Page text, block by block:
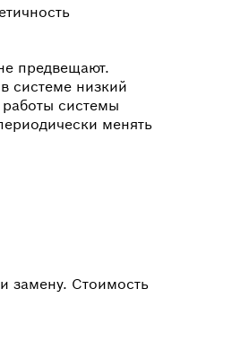
предвещают.
системе низкий
системы
менять
замену. Стоимость